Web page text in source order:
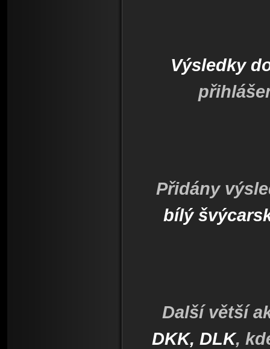
Výsledky
Přidány
bílý
Další větší
DKK, DLK,